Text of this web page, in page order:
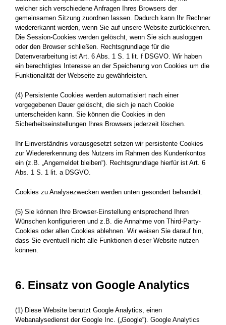
welcher sich verschiedene Anfragen Ihres Browsers der
gemeinsamen Sitzung zuordnen lassen. Dadurch kann Ihr Rechner
wiedererkannt werden, wenn Sie auf unsere Website zurückkehren.
Die Session-Cookies werden gelöscht, wenn Sie sich ausloggen
oder den Browser schließen. Rechtsgrundlage für die
Datenverarbeitung ist Art. 6 Abs. 1 S. 1 lit. f DSGVO. Wir haben
ein berechtigtes Interesse an der Speicherung von Cookies um die
Funktionalität der Webseite zu gewährleisten.
(4) Persistente Cookies werden automatisiert nach einer
vorgegebenen Dauer gelöscht, die sich je nach Cookie
unterscheiden kann. Sie können die Cookies in den
Sicherheitseinstellungen Ihres Browsers jederzeit löschen.
Ihr Einverständnis vorausgesetzt setzen wir persistente Cookies
zur Wiedererkennung des Nutzers im Rahmen des Kundenkontos
ein (z.B. „Angemeldet bleiben“). Rechtsgrundlage hierfür ist Art. 6
Abs. 1 S. 1 lit. a DSGVO.
Cookies zu Analysezwecken werden unten gesondert behandelt.
(5) Sie können Ihre Browser-Einstellung entsprechend Ihren
Wünschen konfigurieren und z.B. die Annahme von Third-Party-
Cookies oder allen Cookies ablehnen. Wir weisen Sie darauf hin,
dass Sie eventuell nicht alle Funktionen dieser Website nutzen
können.
6. Einsatz von Google Analytics
(1) Diese Website benutzt Google Analytics, einen
Webanalysedienst der Google Inc. („Google“). Google Analytics